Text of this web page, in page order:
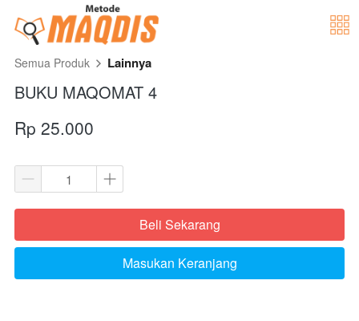
Semua Produk Lainnya
BUKU MAQOMAT 4
Rp 25.000
`Beli Sekarang
`Masukan Keranjang